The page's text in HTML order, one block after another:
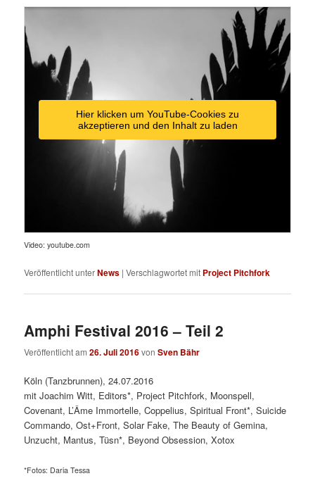
Hier klicken um YouTube-Cookies zu
akzeptieren und den Inhalt zu laden
Video: youtube.com
Veröffentlicht unterNews |Verschlagwortet mit Project Pitchfork
Amphi Festival 2016 – Teil 2
Veröffentlicht am26. Juli 2016vonSven Bähr
Köln (Tanzbrunnen), 24.07.2016
mit Joachim Witt, Editors*, Project Pitchfork, Moonspell,
Covenant, L’Âme Immortelle, Coppelius, Spiritual Front*, Suicide
Commando, Ost+Front, Solar Fake, The Beauty of Gemina,
Unzucht, Mantus, Tüsn*, Beyond Obsession, Xotox
*Fotos: Daria Tessa